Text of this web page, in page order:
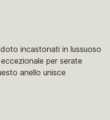
incastonati in lussuoso
per serate
anello unisce